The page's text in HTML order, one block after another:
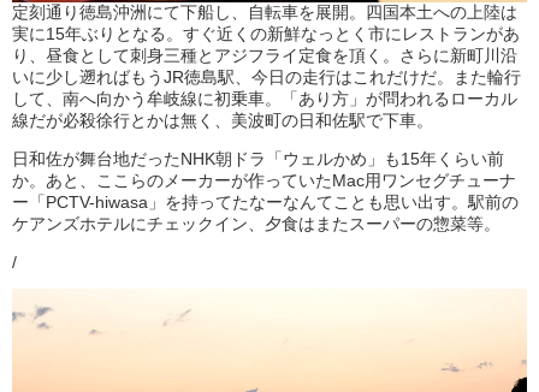
定刻通り徳島沖洲にて下船し、自転車を展開。四国本土への上陸は
実に15年ぶりとなる。すぐ近くの新鮮なっとく市にレストランがあ
り、昼食として刺身三種とアジフライ定食を頂く。さらに新町川沿
いに少し遡ればもうJR徳島駅、今日の走行はこれだけだ。また輪行
して、南へ向かう牟岐線に初乗車。「あり方」が問われるローカル
線だが必殺徐行とかは無く、美波町の日和佐駅で下車。
日和佐が舞台地だったNHK朝ドラ「ウェルかめ」も15年くらい前
か。あと、ここらのメーカーが作っていたMac用ワンセグチューナ
ー「PCTV-hiwasa」を持ってたなーなんてことも思い出す。駅前の
ケアンズホテルにチェックイン、夕食はまたスーパーの惣菜等。
/